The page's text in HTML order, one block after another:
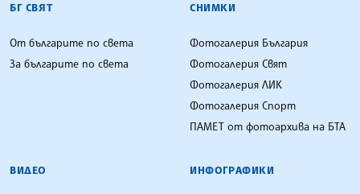
БГ СВЯТ
От българите по света
За българите по света
СНИМКИ
Фотогалерия България
Фотогалерия Свят
Фотогалерия ЛИК
Фотогалерия Спорт
ПАМЕТ от фотоархива на БТА
ВИДЕО ИНФОГРАФИКИ